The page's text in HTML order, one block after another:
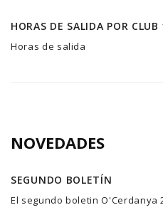
HORAS DE SALIDA POR
Horas de salida
NOVEDADES
SEGUNDO BOLETÍN
El segundo boletin O'Cerdanya